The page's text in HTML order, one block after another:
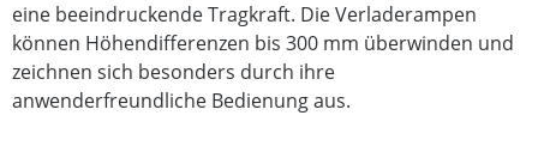
eine beeindruckende Tragkraft. Die Verladerampen
können Höhendifferenzen bis 300 mm überwinden und
zeichnen sich besonders durch ihre
anwenderfreundliche Bedienung aus.